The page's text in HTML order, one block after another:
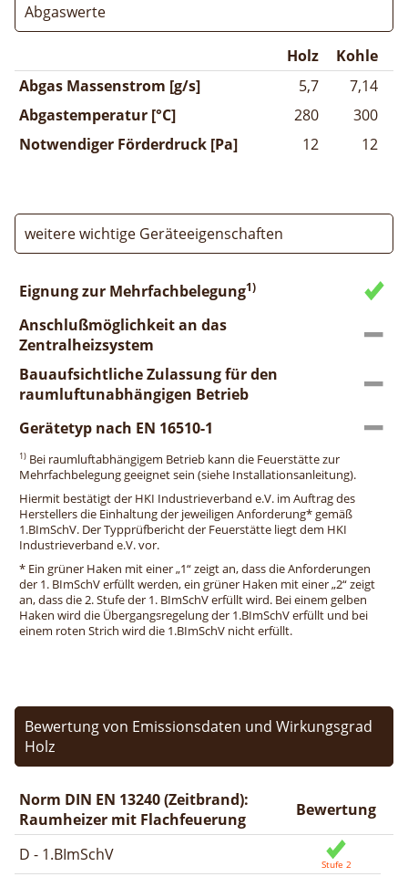
Abgaswerte
Holz
Kohle
Abgas Massenstrom [g/s]
5,7
7,14
Abgastemperatur [°C]
280
300
Notwendiger Förderdruck [Pa]
12 12
weitere wichtige Geräteeigenschaften
Eignung zur Mehrfachbelegung1)
Anschlußmöglichkeit an das
Zentralheizsystem
Bauaufsichtliche Zulassung für den
raumluftunabhängigen Betrieb
Gerätetyp nach EN 16510-1
1) Bei raumluftabhängigem Betrieb kann die Feuerstätte zur
Mehrfachbelegung geeignet sein (siehe Installationsanleitung).
Hiermit bestätigt der HKI Industrieverband e.V. im Auftrag des
Herstellers die Einhaltung der jeweiligen Anforderung* gemäß
1.BImSchV. Der Typprüfbericht der Feuerstätte liegt dem HKI
Industrieverband e.V. vor.
* Ein grüner Haken mit einer „1“ zeigt an, dass die Anforderungen
der 1. BImSchV erfüllt werden, ein grüner Haken mit einer „2“ zeigt
an, dass die 2. Stufe der 1. BImSchV erfüllt wird. Bei einem gelben
Haken wird die Übergangsregelung der 1.BImSchV erfüllt und bei
einem roten Strich wird die 1.BImSchV nicht erfüllt.
Bewertung von Emissionsdaten und Wirkungsgrad
Holz
Norm DIN EN 13240 (Zeitbrand):
Raumheizer mit Flachfeuerung
Bewertung
D - 1.BImSchV